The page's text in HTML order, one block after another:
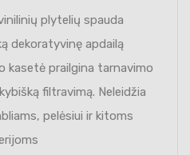
plytelių spauda
dekoratyvinę apdailą
kasetė prailgina tarnavimo
filtravimą. Neleidžia
pelėsiui ir kitoms